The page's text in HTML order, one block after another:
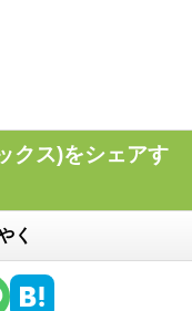
クス)をシェアす
く